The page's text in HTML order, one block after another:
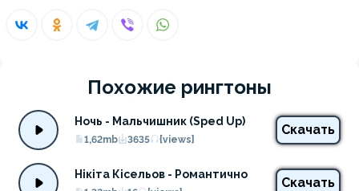
Похожие рингтоны
Ночь - Мальчишник (Sped Up)
1,62mb 3635 {views}
Скачать
Нікіта Кісельов - Романтично
Скачать